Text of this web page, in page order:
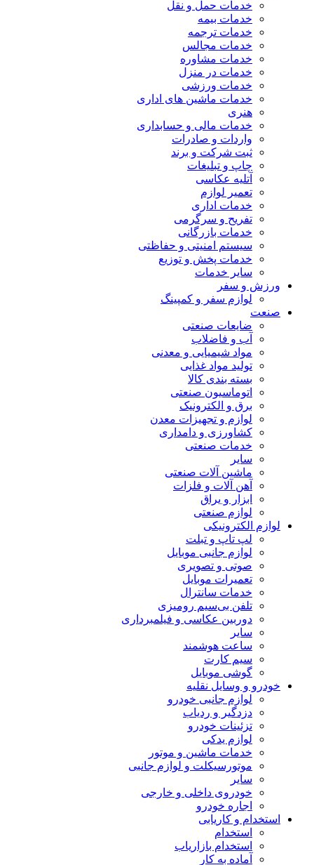
خدمات حمل و نقل
خدمات بیمه
خدمات ترجمه
خدمات مجالس
خدمات مشاوره
خدمات در منزل
خدمات ورزشی
خدمات ماشین های اداری
هنری
خدمات مالی و حسابداری
واردات و صادرات
ثبت شرکت و برند
چاپ و تبلیغات
آتلیه عکاسی
تعمیر لوازم
خدمات اداری
تفریح و سرگرمی
خدمات بازرگانی
سیستم امنیتی و حفاظتی
خدمات پخش و توزیع
سایر خدمات
ورزش و سفر
لوازم سفر و کمپینگ
صنعت
ضایعات صنعتی
آب و فاضلاب
مواد شیمیایی و معدنی
تولید مواد غذایی
بسته بندی کالا
اتوماسیون صنعتی
برق و الکترونیک
لوازم و تجهیزات معدن
کشاورزی و دامداری
خدمات صنعتی
سایر
ماشین آلات صنعتی
آهن آلات و فلزات
ابزار و یراق
لوازم صنعتی
لوازم الکترونیکی
لپ تاپ و تبلت
لوازم جانبی موبایل
صوتی و تصویری
تعمیرات موبایل
خدمات سانترال
تلفن بی‌سیم رومیزی
دوربین عکاسی و فیلمبرداری
سایر
ساعت هوشمند
سیم کارت
گوشی موبایل
خودرو و وسایل نقلیه
لوازم جانبی خودرو
دزدگیر و ردیاب
تزئینات خودرو
لوازم یدکی
خدمات ماشین و موتور
موتورسیکلت و لوازم جانبی
سایر
خودروی داخلی و خارجی
اجاره خودرو
استخدام و کاریابی
استخدام
استخدام بازاریاب
آماده به کار